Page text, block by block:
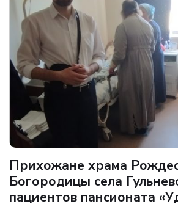
Прихожане храма
Богородицы села
пациентов пансионата